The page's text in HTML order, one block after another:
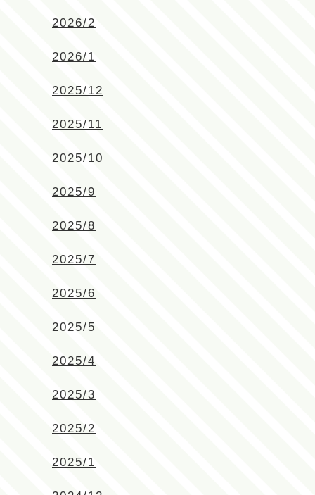
2026/2
2026/1
2025/12
2025/11
2025/10
2025/9
2025/8
2025/7
2025/6
2025/5
2025/4
2025/3
2025/2
2025/1